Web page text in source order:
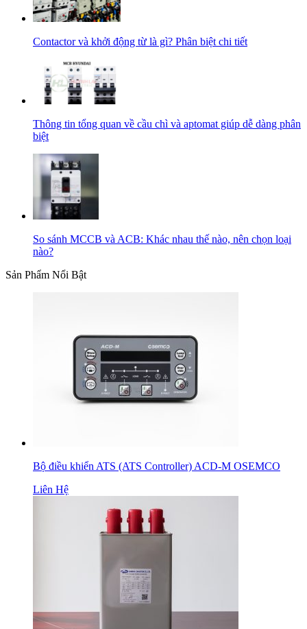
Contactor và khởi động từ là gì? Phân biệt chi tiết
Thông tin tổng quan về cầu chì và aptomat giúp dễ dàng phân
biệt
So sánh MCCB và ACB: Khác nhau thế nào, nên chọn loại
nào?
Sản Phẩm Nổi Bật
Bộ điều khiển ATS (ATS Controller) ACD-M OSEMCO
Liên Hệ